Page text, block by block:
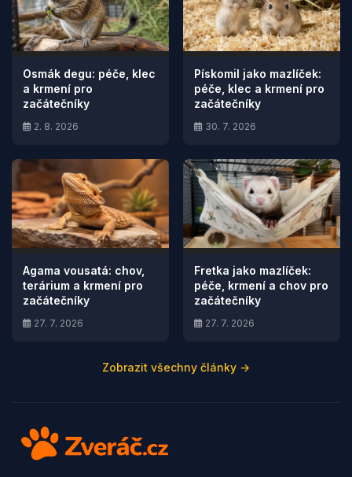
Osmák degu: péče, klec
a krmení pro
začátečníky
2. 8. 2026
Pískomil jako mazlíček:
péče, klec a krmení pro
začátečníky
30. 7. 2026
Agama vousatá: chov,
terárium a krmení pro
začátečníky
27. 7. 2026
Fretka jako mazlíček:
péče, krmení a chov pro
začátečníky
27. 7. 2026
Zobrazit všechny články →